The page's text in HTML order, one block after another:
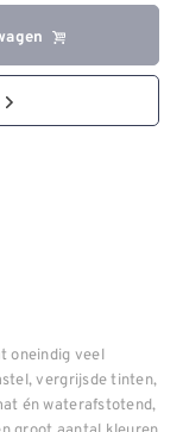
oneindig veel
vergrijsde tinten,
én waterafstotend,